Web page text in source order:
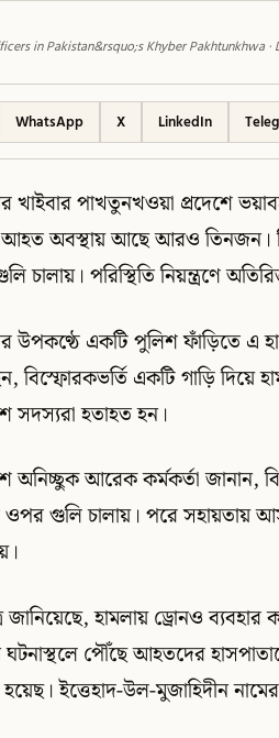
in Pakistan&rsquo;s Khyber Pakhtunkhwa ·
WhatsApp X LinkedIn
খাইবার পাখতুনখওয়া প্রদেশে
অবস্থায় আছে আরও তিনজন।
চালায়। পরিস্থিতি নিয়ন্ত্রণে
উপকণ্ঠে একটি পুলিশ ফাঁড়িতে এ
বিস্ফোরকভর্তি একটি গাড়ি দিয়ে
সদস্যরা হতাহত হন।
অনিচ্ছুক আরেক কর্মকর্তা জানান,
গুলি চালায়। পরে সহায়তায়
হামলায় ড্রোনও
ঘটনাস্থলে পৌঁছে আহতদের
ইত্তেহাদ-উল-মুজাহিদীন